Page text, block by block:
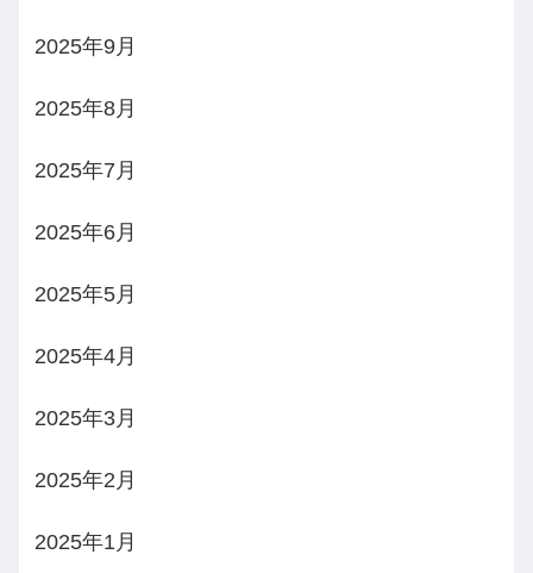
2025年9月
2025年8月
2025年7月
2025年6月
2025年5月
2025年4月
2025年3月
2025年2月
2025年1月